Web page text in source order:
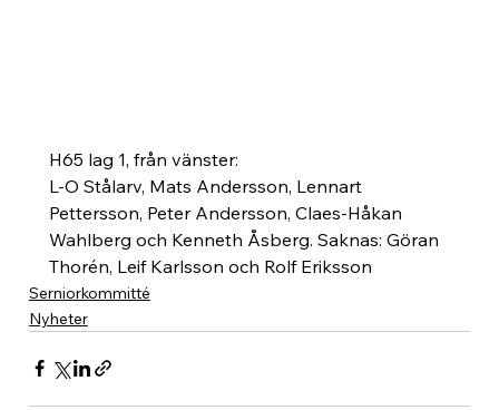
H65 lag 1, från vänster:
L-O Stålarv, Mats Andersson, Lennart
Pettersson, Peter Andersson, Claes-Håkan
Wahlberg och Kenneth Åsberg. Saknas: Göran
Thorén, Leif Karlsson och Rolf Eriksson
Serniorkommitté
Nyheter